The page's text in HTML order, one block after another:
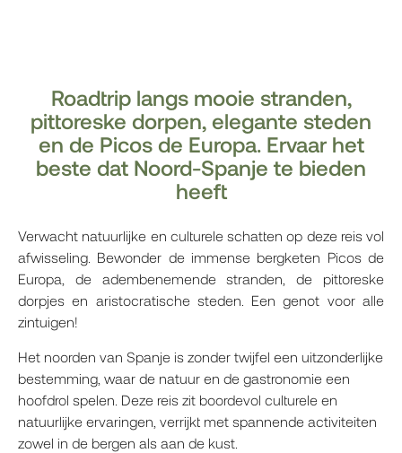
Roadtrip langs mooie stranden,
pittoreske dorpen, elegante steden
en de Picos de Europa. Ervaar het
beste dat Noord-Spanje te bieden
heeft
Verwacht natuurlijke en culturele schatten op deze reis vol
afwisseling. Bewonder de immense bergketen Picos de
Europa, de adembenemende stranden, de pittoreske
dorpjes en aristocratische steden. Een genot voor alle
zintuigen!
Het noorden van Spanje is zonder twijfel een uitzonderlijke
bestemming, waar de natuur en de gastronomie een
hoofdrol spelen. Deze reis zit boordevol culturele en
natuurlijke ervaringen, verrijkt met spannende activiteiten
zowel in de bergen als aan de kust.